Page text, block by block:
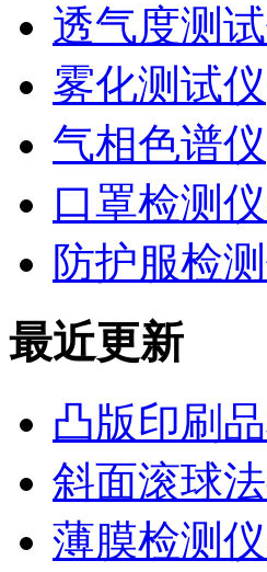
透气度测
雾化测试仪
气相色谱仪
口罩检测
防护服检
最近更新
凸版印刷
斜面滚球
薄膜检测